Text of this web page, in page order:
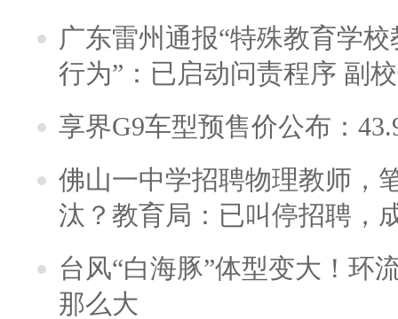
广东雷州通报“特殊教育学
行为”：已启动问责程序 副
享界G9车型预售价公布：
佛山一中学招聘物理教师，
汰？教育局：已叫停招聘，
台风“白海豚”体型变大！环
那么大